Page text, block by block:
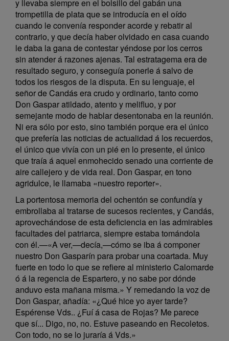
y llevaba siempre en el bolsillo del gabán una
trompetilla de plata que se introducía en el oído
cuando le convenía responder acorde y rebatir al
contrario, y que decía haber olvidado en casa cuando
le daba la gana de contestar yéndose por los cerros
sin atender á razones ajenas. Tal estratagema era de
resultado seguro, y conseguía ponerle á salvo de
todos los riesgos de la disputa. En su lenguaje, el
señor de Candás era crudo y ordinario, tanto como
Don Gaspar atildado, atento y melifluo, y por
semejante modo de hablar desentonaba en la reunión.
Ni era sólo por esto, sino también porque era el único
que prefería las noticias de actualidad á los recuerdos,
el único que vivía con un pié en lo presente, el único
que traía á aquel enmohecido senado una corriente de
aire callejero y de vida real. Don Gaspar, en tono
agridulce, le llamaba «nuestro reporter».
La portentosa memoria del ochentón se confundía y
embrollaba al tratarse de sucesos recientes, y Candás,
aprovechándose de esta deficiencia en las admirables
facultades del patriarca, siempre estaba tomándola
con él.—«A ver,—decía,—cómo se iba á componer
nuestro Don Gasparín para probar una coartada. Muy
fuerte en todo lo que se refiere al ministerio Calomarde
ó á la regencia de Espartero, y no sabe por dónde
anduvo esta mañana misma.» Y remedando la voz de
Don Gaspar, añadía: «¿Qué hice yo ayer tarde?
Espérense Vds.. ¿Fuí á casa de Rojas? Me parece
que sí... Digo, no, no. Estuve paseando en Recoletos.
Con todo, no se lo juraría á Vds.»